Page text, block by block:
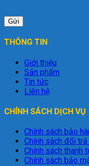
THÔNG TIN
Giới thiệu
Sản phẩm
Tin tức
Liên hệ
CHÍNH SÁCH DỊCH VỤ
Chính sách bảo
Chính sách đổi trả
Chính sách thanh
Chính sách bảo